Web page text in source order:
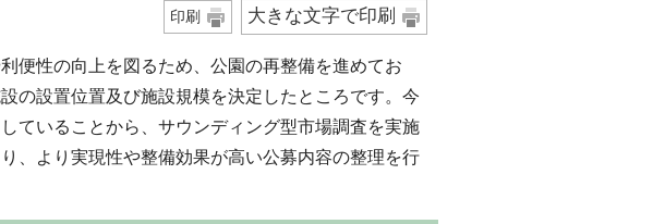
印刷 大きな文字で印刷
便性の向上を図るため、公園の再整備を進めてお
の設置位置及び施設規模を決定したところです。今
ていることから、サウンディング型市場調査を実施
、より実現性や整備効果が高い公募内容の整理を行